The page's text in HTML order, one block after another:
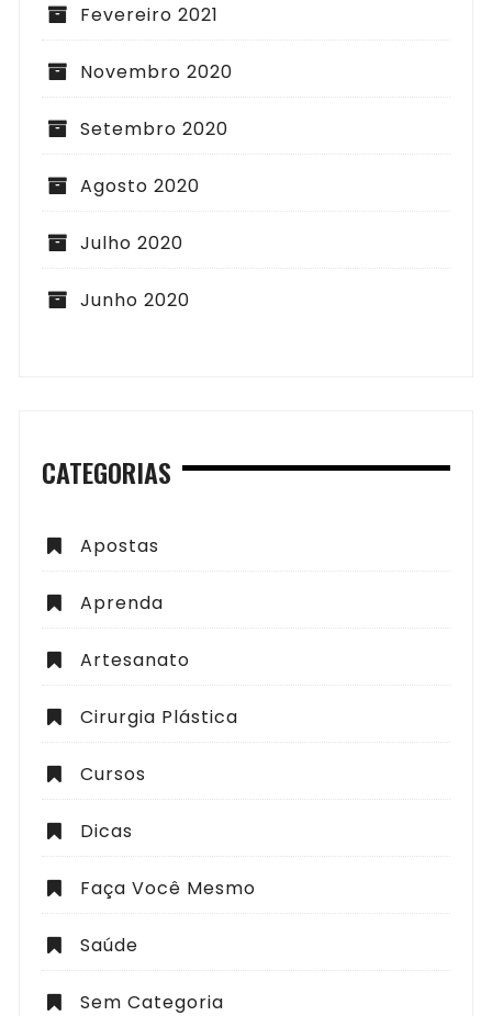
Fevereiro 2021
Novembro 2020
Setembro 2020
Agosto 2020
Julho 2020
Junho 2020
CATEGORIAS
Apostas
Aprenda
Artesanato
Cirurgia Plástica
Cursos
Dicas
Faça Você Mesmo
Saúde
Sem Categoria